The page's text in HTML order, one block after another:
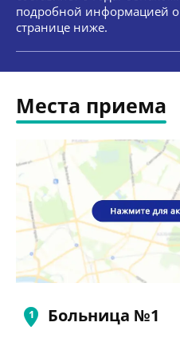
подробной информацией
странице ниже.
Места приема
Больница №1